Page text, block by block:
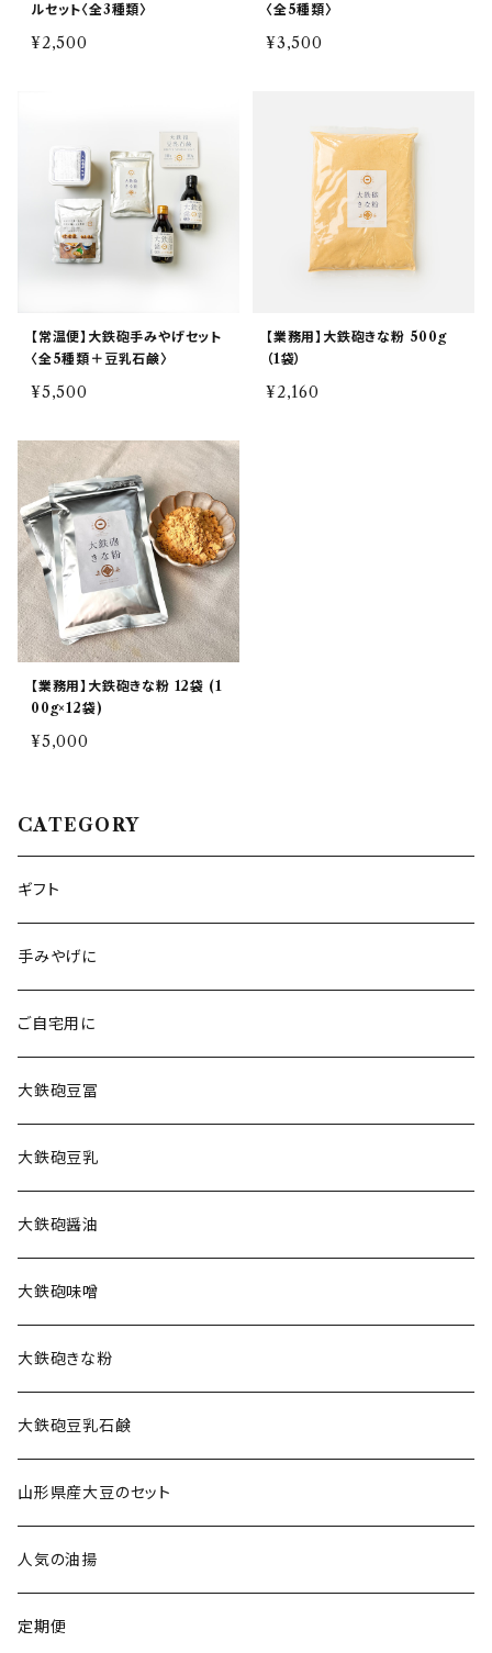
ルセット〈全3種類〉
¥2,500
〈全5種類〉
¥3,500
【常温便】大鉄砲手みやげセット
〈全5種類＋豆乳石鹸〉
¥5,500
【業務用】大鉄砲きな粉 500g
（1袋）
¥2,160
【業務用】大鉄砲きな粉 12袋 (1
00g×12袋)
¥5,000
CATEGORY
ギフト
手みやげに
ご自宅用に
大鉄砲豆冨
大鉄砲豆乳
大鉄砲醤油
大鉄砲味噌
大鉄砲きな粉
大鉄砲豆乳石鹸
山形県産大豆のセット
人気の油揚
定期便